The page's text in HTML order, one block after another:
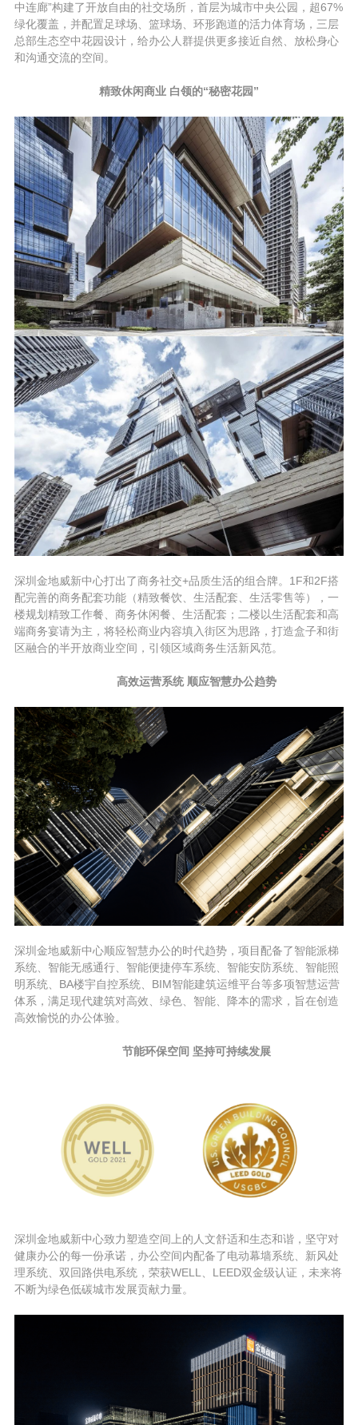
中连廊”构建了开放自由的社交场所，首层为城市中央公园，超67%
绿化覆盖，并配置足球场、篮球场、环形跑道的活力体育场，三层
总部生态空中花园设计，给办公人群提供更多接近自然、放松身心
和沟通交流的空间。
精致休闲商业 白领的“秘密花园”
深圳金地威新中心打出了商务社交+品质生活的组合牌。1F和2F搭
配完善的商务配套功能（精致餐饮、生活配套、生活零售等），一
楼规划精致工作餐、商务休闲餐、生活配套；二楼以生活配套和高
端商务宴请为主，将轻松商业内容填入街区为思路，打造盒子和街
区融合的半开放商业空间，引领区域商务生活新风范。
高效运营系统 顺应智慧办公趋势
深圳金地威新中心顺应智慧办公的时代趋势，项目配备了智能派梯
系统、智能无感通行、智能便捷停车系统、智能安防系统、智能照
明系统、BA楼宇自控系统、BIM智能建筑运维平台等多项智慧运营
体系，满足现代建筑对高效、绿色、智能、降本的需求，旨在创造
高效愉悦的办公体验。
节能环保空间 坚持可持续发展
深圳金地威新中心致力塑造空间上的人文舒适和生态和谐，坚守对
健康办公的每一份承诺，办公空间内配备了电动幕墙系统、新风处
理系统、双回路供电系统，荣获WELL、LEED双金级认证，未来将
不断为绿色低碳城市发展贡献力量。